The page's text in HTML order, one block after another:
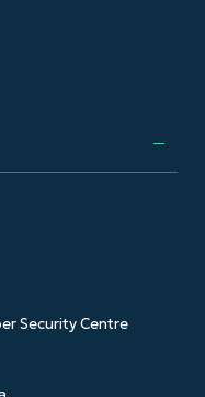
Security Centre